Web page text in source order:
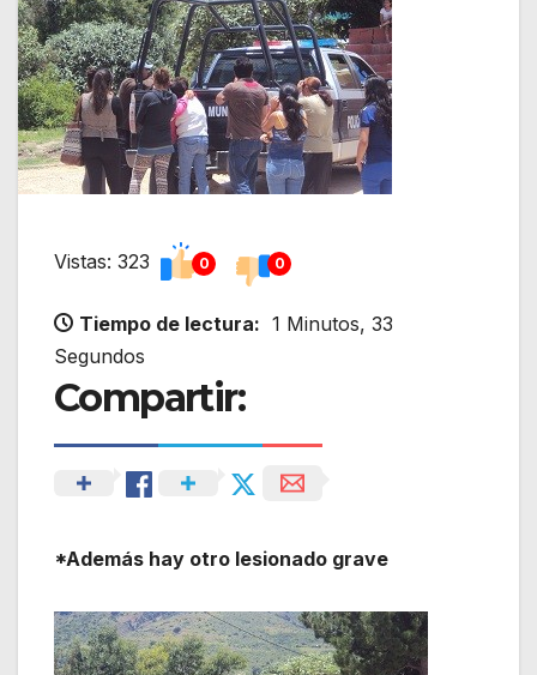
Vistas: 323 0 0
Tiempo de lectura: 1 Minutos, 33
Segundos
Compartir:
*Además hay otro lesionado grave